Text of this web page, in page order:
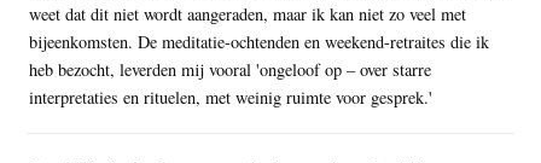
weet dat dit niet wordt aangeraden, maar ik kan niet zo veel met
bijeenkomsten. De meditatie-ochtenden en weekend-retraites die ik
heb bezocht, leverden mij vooral 'ongeloof op – over starre
interpretaties en rituelen, met weinig ruimte voor gesprek.'